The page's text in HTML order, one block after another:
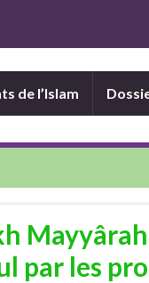
de l’Islam
par les